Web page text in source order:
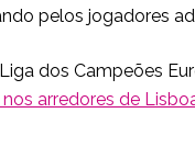
pelos jogadores
dos Campeões
arredores de